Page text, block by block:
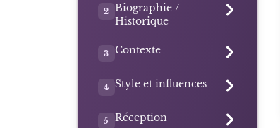
2
Biographie /
Historique
3 Contexte
4 Style et influences
5 Réception